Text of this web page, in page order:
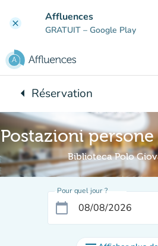
clear Affluences
GRATUIT – Google Play
arrow_leftRetour à :
Réservation
Postazioni
Biblioteca Polo
Pour quel jour ?
calendar_today